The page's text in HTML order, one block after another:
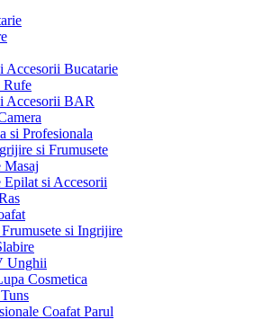
Accesorii Bucatarie
Rufe
Accesorii BAR
si Profesionala
si Frumusete
Masaj
Epilat si Accesorii
si Ingrijire
Unghii
Cosmetica
Coafat Parul